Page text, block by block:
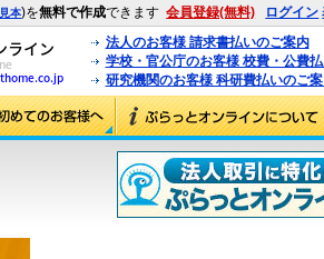
見本)を無料で作成できます 会員登録(無料) ログイン
法人のお客様 請求書払いのご案内
学校・官公庁のお客様 校費・公費
研究機関のお客様 科研費払いのご